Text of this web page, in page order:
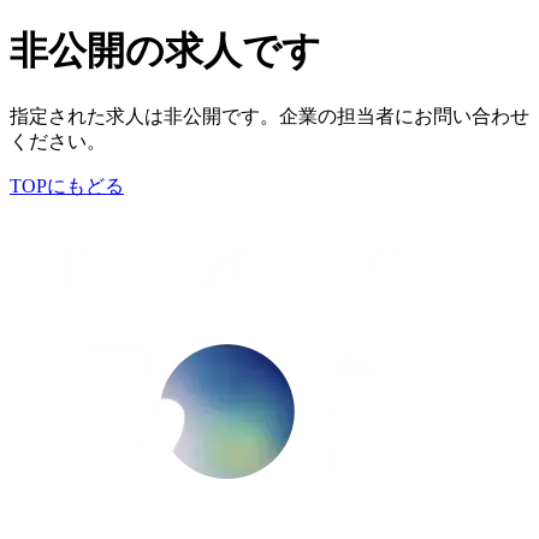
非公開の求人です
指定された求人は非公開です。企業の担当者にお問い合わせ
ください。
TOPにもどる